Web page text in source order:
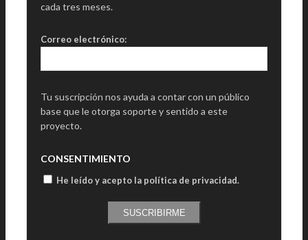
cada tres meses.
Correo electrónico:
Tu suscripción nos ayuda a contar con un público
base que le otorga soporte y sentido a este
proyecto.
CONSENTIMIENTO
He leído y acepto la política de privacidad.
SUSCRIBIRME